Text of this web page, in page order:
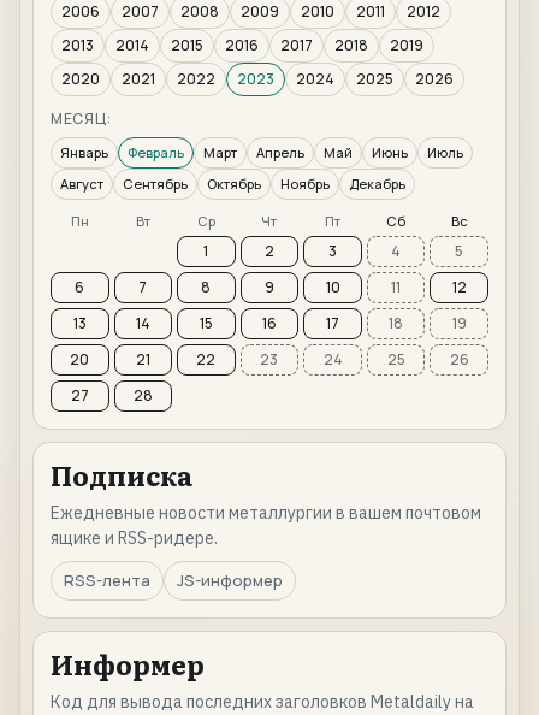
2006
2007 2008 2009 2010 2011
2012
2013
2014 2015 2016 2017 2018
2019
2020
2021 2022 2023 2024 2025
2026
МЕСЯЦ:
Январь Февраль Март Апрель Май Июнь
Июль
Август
Сентябрь Октябрь Ноябрь Декабрь
Пн Вт Ср Чт Пт Сб Вс
1 2 3 4
5
6
7 8 9 10 11
12
13
14 15 16 17 18
19
20
21 22 23 24 25
26
27
28
Подписка
Ежедневные новости металлургии в вашем почтовом
ящике и RSS-ридере.
RSS-лента
JS-информер
Информер
Код для вывода последних заголовков Metaldaily на